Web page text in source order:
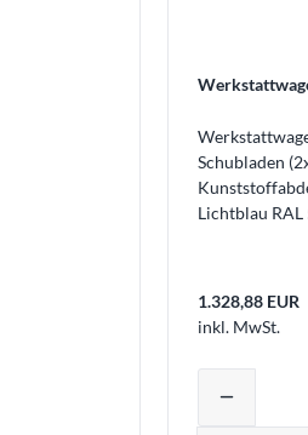
Schubladen
Lichtblau RAL
1.328,88 EUR
inkl. MwSt.
remove